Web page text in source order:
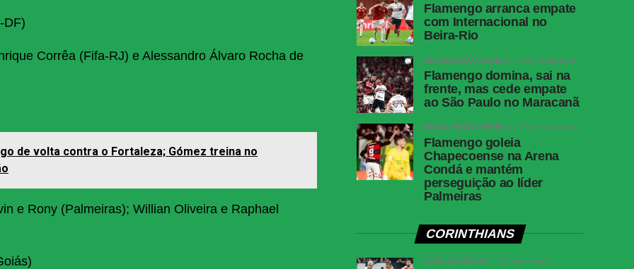
DF)
Corrêa (Fifa-RJ) e Alessandro Álvaro Rocha de
de volta contra o Fortaleza; Gómez treina no
e Rony (Palmeiras); Willian Oliveira e Raphael
Flamengo arranca empate
com Internacional no
Beira-Rio
BRASILEIRÃO SÉRIE A 2 semanas atrás
Flamengo domina, sai na
frente, mas cede empate
ao São Paulo no Maracanã
BRASILEIRÃO SÉRIE A 2 semanas atrás
Flamengo goleia
Chapecoense na Arena
Condá e mantém
perseguição ao líder
Palmeiras
CORINTHIANS
COPA DO BRASIL 18 horas atrás